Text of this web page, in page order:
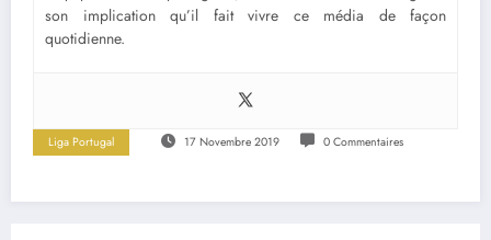
son implication qu’il fait vivre ce média de façon
quotidienne.
Liga Portugal 17 Novembre 2019 0 Commentaires